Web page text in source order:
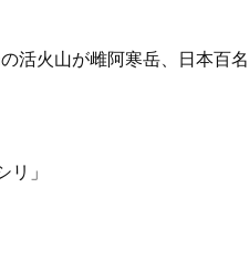
活火山が雌阿寒岳、日本百
」